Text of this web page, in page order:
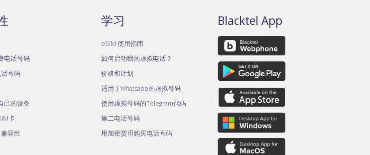
电话号码
话号码
己的设备
卡
容性
学习
eSIM 使用指南
如何启动我的虚拟电话？
价格和计划
适用于Whatsapp的虚拟号码
使用虚拟号码的Telegram代码
第二电话号码
用加密货币购买电话号码
Blacktel App